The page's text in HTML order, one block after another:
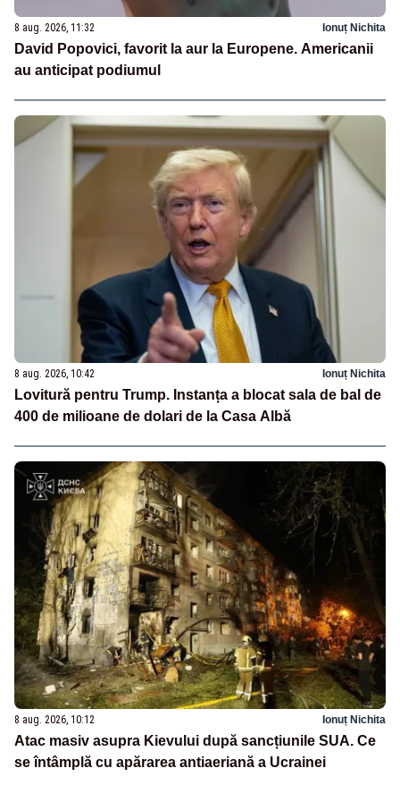
8 aug. 2026, 11:32 Ionuț Nichita
David Popovici, favorit la aur la Europene. Americanii
au anticipat podiumul
8 aug. 2026, 10:42 Ionuț Nichita
Lovitură pentru Trump. Instanța a blocat sala de bal de
400 de milioane de dolari de la Casa Albă
8 aug. 2026, 10:12 Ionuț Nichita
Atac masiv asupra Kievului după sancțiunile SUA. Ce
se întâmplă cu apărarea antiaeriană a Ucrainei